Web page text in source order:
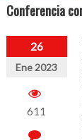
Conferencia
26
Ene 2023
611